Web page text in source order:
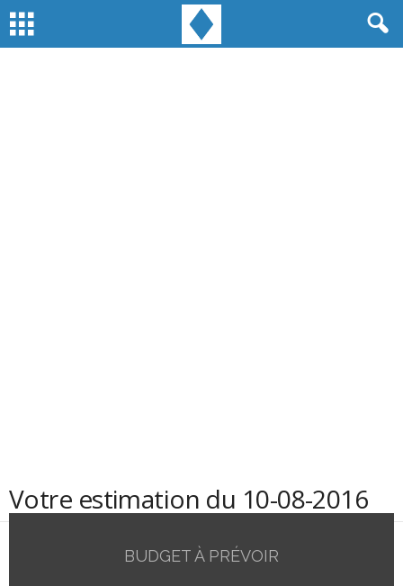
Votre estimation du 10-08-2016
BUDGET À PRÉVOIR